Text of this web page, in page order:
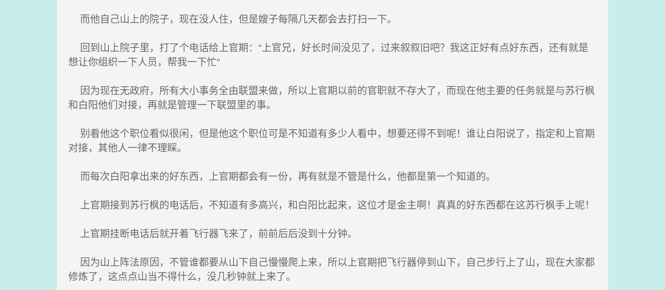
而他自己山上的院子，现在没人住，但是嫂子每隔几天都会去打扫一下。
回到山上院子里，打了个电话给上官期：“上官兄，好长时间没见了，过来叙叙旧吧？我这正好有点好东西，还有就是
想让你组织一下人员，帮我一下忙“
因为现在无政府，所有大小事务全由联盟来做，所以上官期以前的官职就不存大了，而现在他主要的任务就是与苏行枫
和白阳他们对接，再就是管理一下联盟里的事。
别看他这个职位看似很闲，但是他这个职位可是不知道有多少人看中，想要还得不到呢！谁让白阳说了，指定和上官期
对接，其他人一律不理睬。
而每次白阳拿出来的好东西，上官期都会有一份，再有就是不管是什么，他都是第一个知道的。
上官期接到苏行枫的电话后，不知道有多高兴，和白阳比起来，这位才是金主啊！真真的好东西都在这苏行枫手上呢！
上官期挂断电话后就开着飞行器飞来了，前前后后没到十分钟。
因为山上阵法原因，不管谁都要从山下自己慢慢爬上来，所以上官期把飞行器停到山下，自己步行上了山，现在大家都
修炼了，这点点山当不得什么，没几秒钟就上来了。